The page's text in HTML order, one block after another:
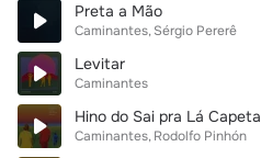
Preta a Mão
Caminantes Sérgio Pererê
Levitar
Caminantes
Hino do Sai pra Lá Capeta
Caminantes Rodolfo Pinhón